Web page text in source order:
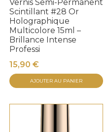
Vernis Semi-Permanent
Scintillant #28 Or
Holographique
Multicolore 15ml –
Brillance Intense
Professi
15,90 €
AJOUTER AU PANIER